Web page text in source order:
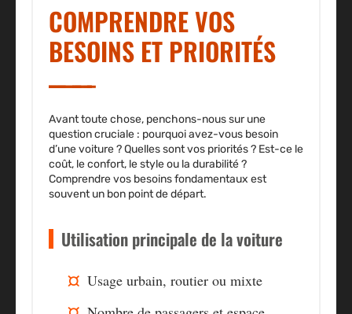
COMPRENDRE VOS
BESOINS ET PRIORITÉS
Avant toute chose, penchons-nous sur une
question cruciale : pourquoi avez-vous besoin
d’une voiture ? Quelles sont vos priorités? Est-ce le
coût, le confort, le style ou la durabilité ?
Comprendre vos besoins fondamentaux est
souvent un bon point de départ.
Utilisation principale de la voiture
Usage urbain, routier ou mixte